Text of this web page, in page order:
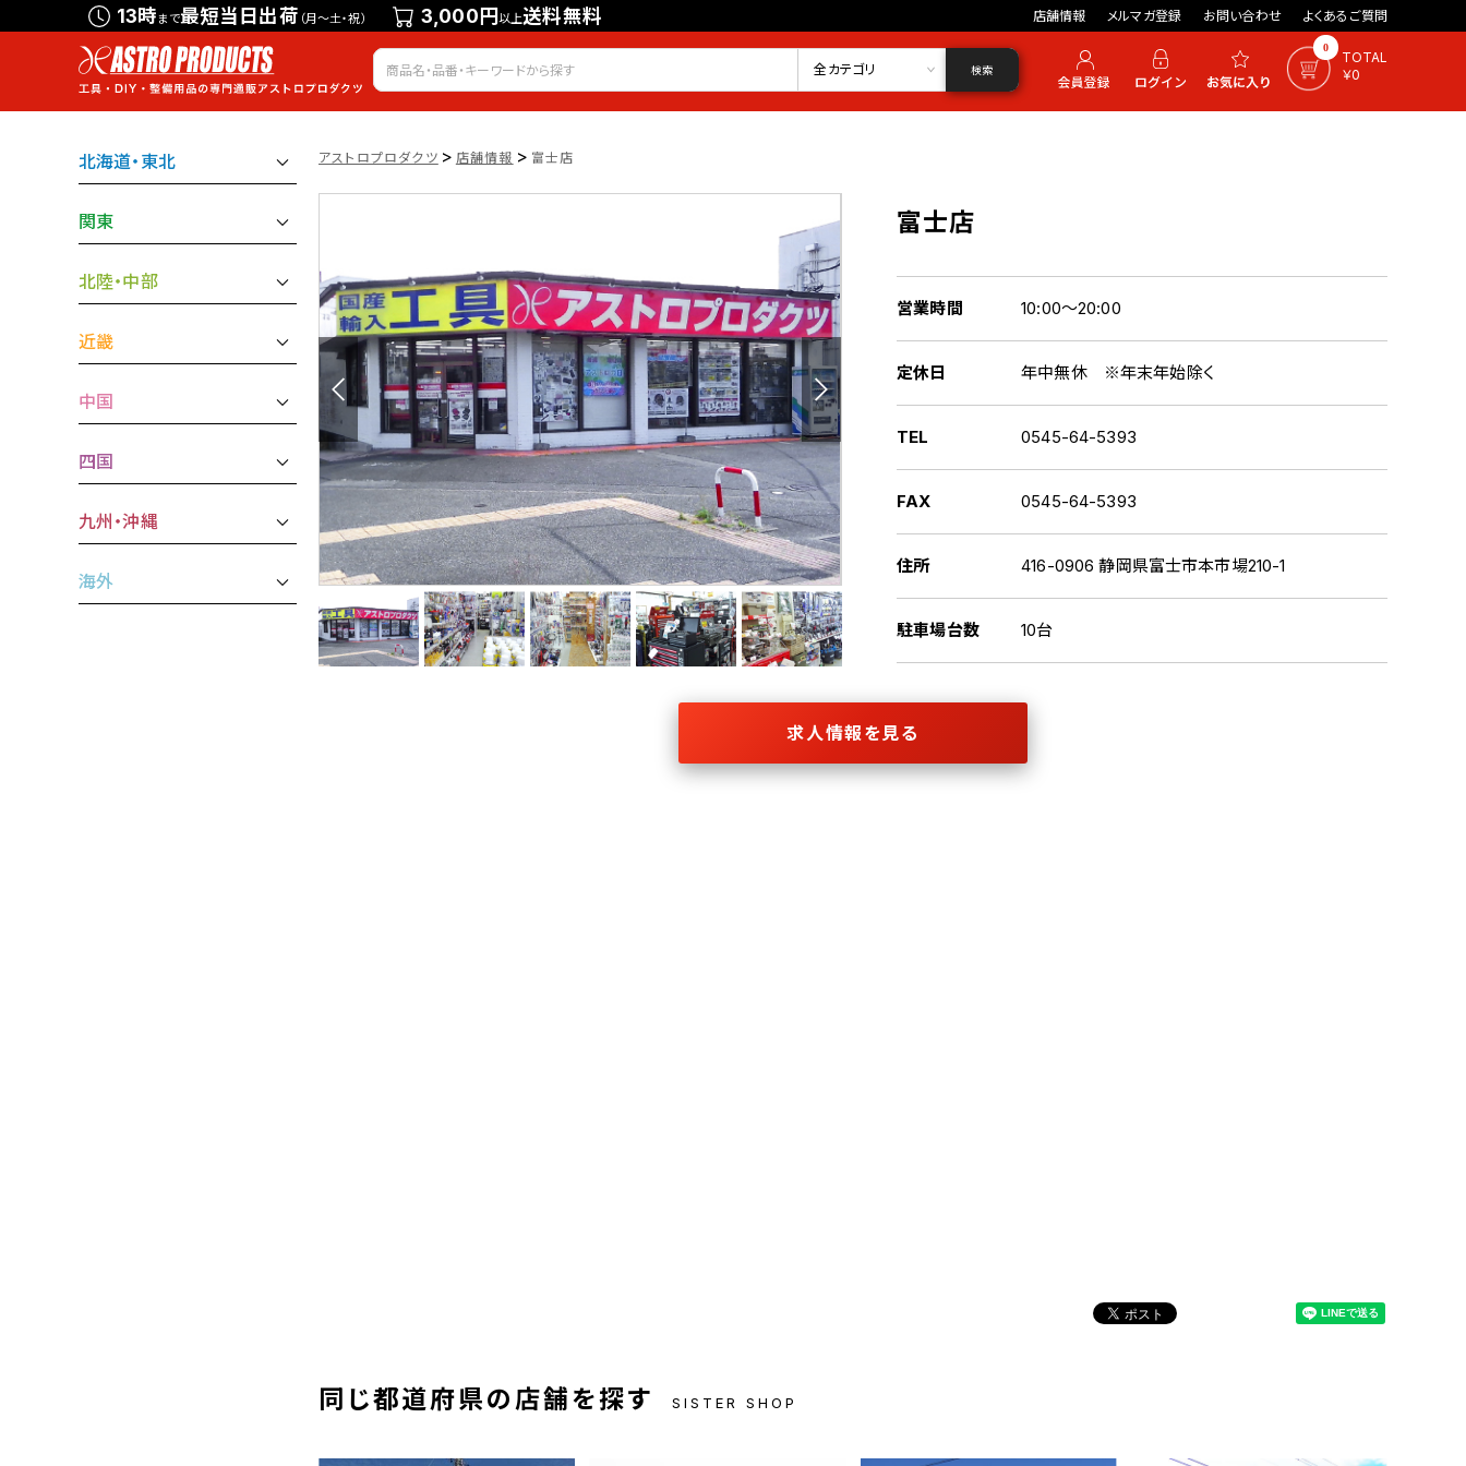
13時まで最短当日出荷 （月～土・祝） 3,000円以上送料無料 店舗情報 メルマガ登録 お問い合わせ よくあるご質問
会員登録 ログイン お気に入り 0
TOTAL
￥0
全カテゴリ 検索
北海道・東北
関東
北陸・中部
近畿
中国
四国
九州・沖縄
海外
アストロプロダクツ > 店舗情報 > 富士店
富士店
営業時間 10:00～20:00
定休日 年中無休 ※年末年始除く
TEL 0545-64-5393
FAX 0545-64-5393
住所 416-0906 静岡県富士市本市場210-1
駐車場台数 10台
求人情報を見る
同じ都道府県の店舗を探す SISTER SHOP